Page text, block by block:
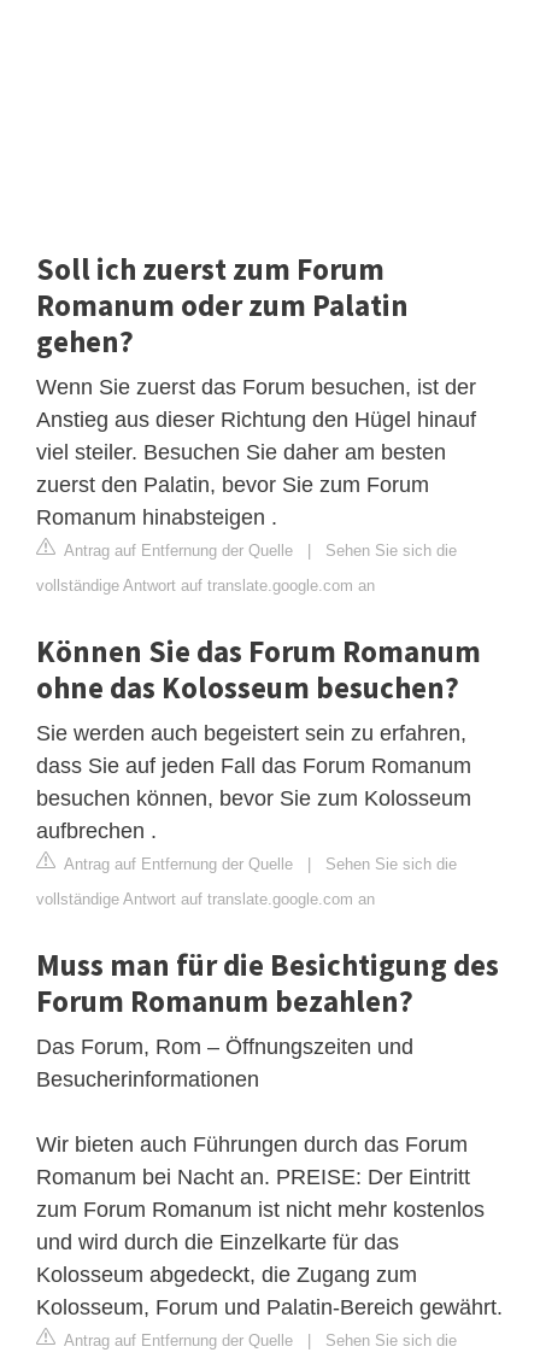
Soll ich zuerst zum Forum
Romanum oder zum Palatin
gehen?
Wenn Sie zuerst das Forum besuchen, ist der
Anstieg aus dieser Richtung den Hügel hinauf
viel steiler. Besuchen Sie daher am besten
zuerst den Palatin, bevor Sie zum Forum
Romanum hinabsteigen .
Antrag auf Entfernung der Quelle | Sehen Sie sich die
vollständige Antwort auf translate.google.com an
Können Sie das Forum Romanum
ohne das Kolosseum besuchen?
Sie werden auch begeistert sein zu erfahren,
dass Sie auf jeden Fall das Forum Romanum
besuchen können, bevor Sie zum Kolosseum
aufbrechen .
Antrag auf Entfernung der Quelle | Sehen Sie sich die
vollständige Antwort auf translate.google.com an
Muss man für die Besichtigung des
Forum Romanum bezahlen?
Das Forum, Rom – Öffnungszeiten und
Besucherinformationen
Wir bieten auch Führungen durch das Forum
Romanum bei Nacht an. PREISE: Der Eintritt
zum Forum Romanum ist nicht mehr kostenlos
und wird durch die Einzelkarte für das
Kolosseum abgedeckt, die Zugang zum
Kolosseum, Forum und Palatin-Bereich gewährt.
Antrag auf Entfernung der Quelle | Sehen Sie sich die